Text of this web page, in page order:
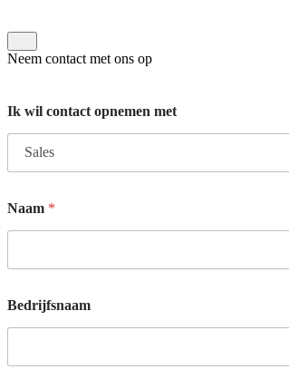
Neem contact met ons op
a
a
a
r
m
e
e
Ik wil contact opnemen met
Naam *
Bedrijfsnaam